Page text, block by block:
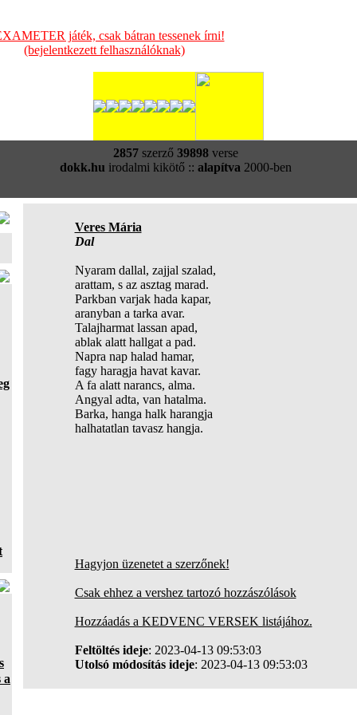
játék, csak bátran tessenek írni!
(bejelentkezett felhasználóknak)
2857szerző 39898verse
dokk.hu irodalmi kikötő :: alapítva 2000-ben
a
Veres Mária
Dal
Nyaram dallal, zajjal szalad,
arattam, s az asztag marad.
Parkban varjak hada kapar,
aranyban a tarka avar.
Talajharmat lassan apad,
ablak alatt hallgat a pad.
Napra nap halad hamar,
fagy haragja havat kavar.
A fa alatt narancs, alma.
Angyal adta, van hatalma.
Barka, hanga halk harangja
halhatatlan tavasz hangja.
Hagyjon üzenetet a szerzőnek!
Csak ehhez a vershez tartozó hozzászólások
Hozzáadás a KEDVENC VERSEK listájához.
Feltöltés ideje: 2023-04-13 09:53:03
Utolsó módosítás ideje: 2023-04-13 09:53:03